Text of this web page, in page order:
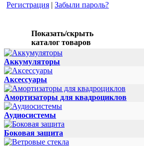
Регистрация | Забыли пароль?
Показать/скрыть
каталог товаров
Аккумуляторы
Аксессуары
Амортизаторы для квадроциклов
Аудиосистемы
Боковая защита